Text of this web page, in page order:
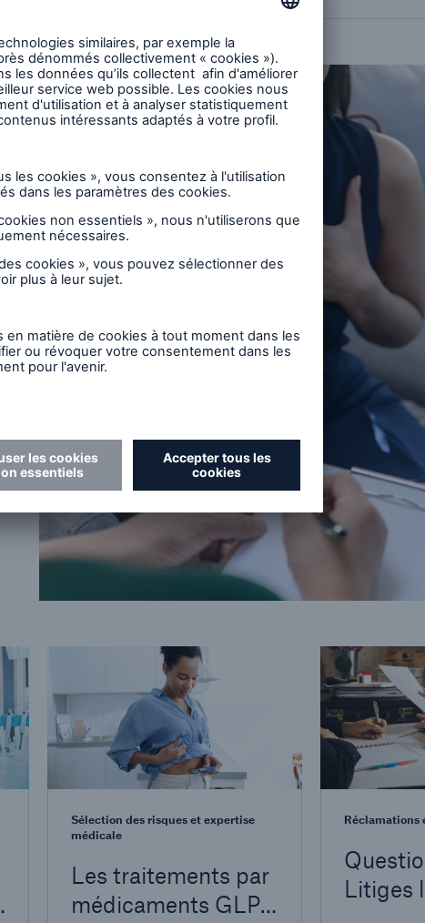
Sélection des risques et expertise
médicale
Les traitements par
médicaments GLP-
Réclamations
Litiges